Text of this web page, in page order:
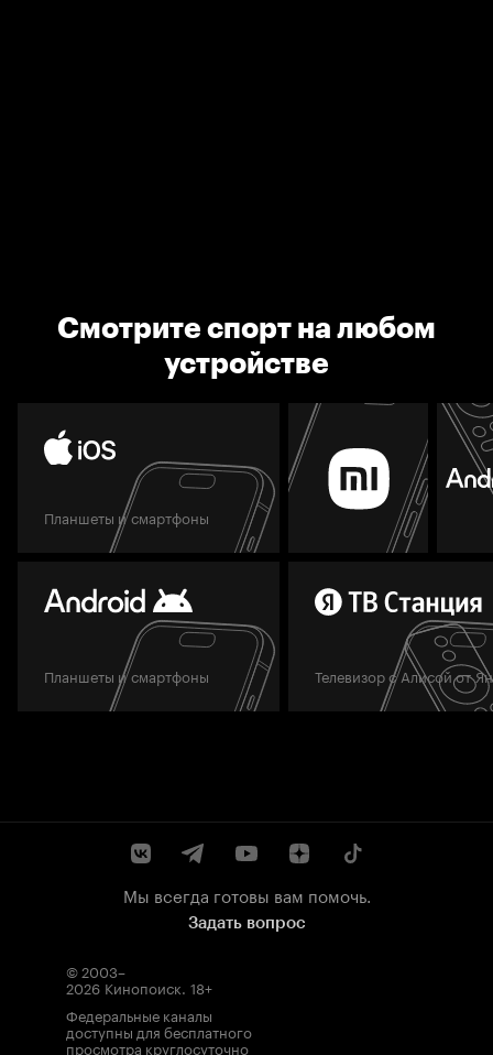
Смотрите спорт на любом
устройстве
Планшеты и смартфоны
Планшеты и смартфоны Телевизор с Алисой от
Мы всегда готовы вам помочь.
Задать вопрос
© 2003–
2026 Кинопоиск. 18+
Федеральные каналы
доступны для бесплатного
просмотра круглосуточно